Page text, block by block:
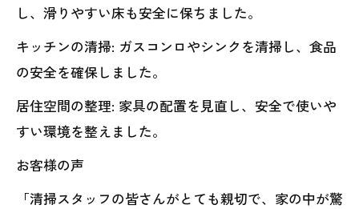
し、滑りやすい床も安全に保ちました。
キッチンの清掃: ガスコンロやシンクを清掃し、食品
の安全を確保しました。
居住空間の整理: 家具の配置を見直し、安全で使いや
すい環境を整えました。
お客様の声
「清掃スタッフの皆さんがとても親切で、家の中が驚